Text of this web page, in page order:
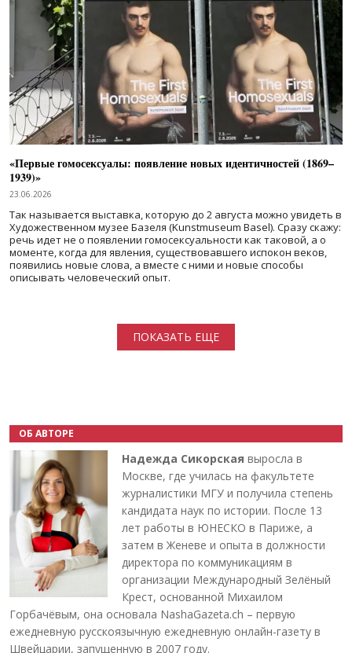
«Первые гомосексуалы: появление новых идентичностей (1869–
1939)»
23.06.2026
Так называется выставка, которую до 2 августа можно увидеть в
Художественном музее Базеля (Kunstmuseum Basel). Сразу скажу:
речь идет не о появлении гомосексуальности как таковой, а о
моменте, когда для явления, существовавшего испокон веков,
появились новые слова, а вместе с ними и новые способы
описывать человеческий опыт.
ПОКАЗАТЬ ЕЩЕ
ОБ АВТОРЕ
Надежда Сикорская выросла в
Москве, где училась на факультете
журналистики МГУ и получила степень
кандидата наук по истории. После 13
лет работы в ЮНЕСКО в Париже, а
затем в Женеве и опыта в должности
директора по коммуникациям в
организации Международный Зелёный
Крест, основанной Михаилом
Горбачёвым, она основала NashaGazeta.ch – первую
ежедневную русскоязычную ежедневную онлайн-газету в
Швейцарии, запущенную в 2007 году.